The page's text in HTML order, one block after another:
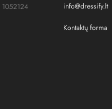
1052124
info@dressify.lt
Kontaktų forma